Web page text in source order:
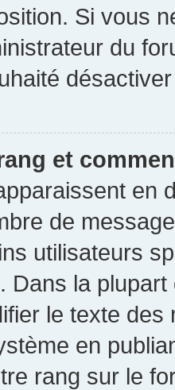
Si vous
du
et
en
de
utilisateurs
Dans la
le texte
en
rang sur le